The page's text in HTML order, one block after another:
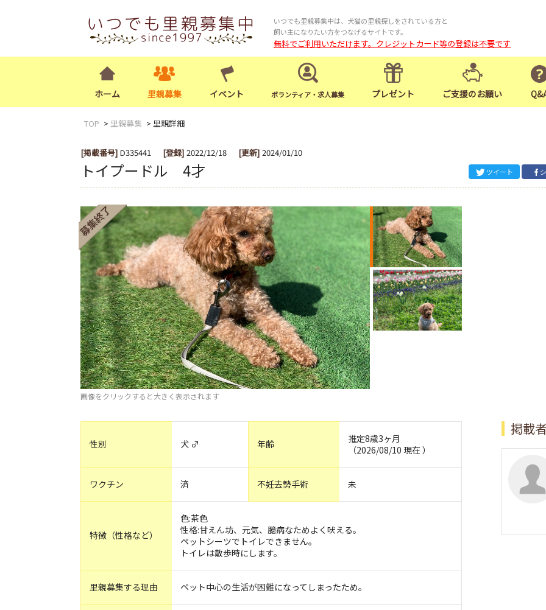
いつでも里親募集中は、犬猫の里親探しをされている方と
飼い主になりたい方をつなげるサイトです。
無料でご利用いただけます。クレジットカード等の登録は不要です
ホーム 里親募集 イベント ボランティア・求人募集 プレゼント ご支援のお願い
TOP 里親募集 里親詳細
[掲載番号] D335441 [登録] 2022/12/18 [更新] 2024/01/10
トイプードル 4才 ツイート
画像をクリックすると大きく表示されます
性別 犬 ♂ 年齢
推定8歳3ヶ月
（2026/08/10 現在 ）
ワクチン 済 不妊去勢手術 未
特徴（性格など）
色:茶色
性格:甘えん坊、元気、臆病なためよく吠える。
ペットシーツでトイレできません。
トイレは散歩時にします。
里親募集する理由 ペット中心の生活が困難になってしまったため。
掲載者